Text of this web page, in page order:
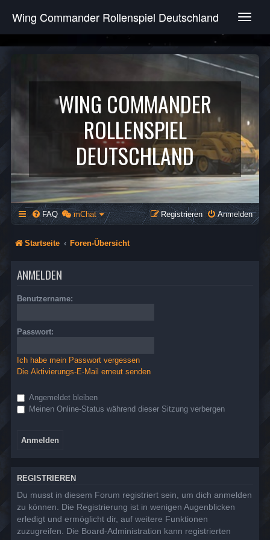
T
g
e
v
g
a
t
i
o
n
Wing Commander Rollenspiel Deutschland
WING COMMANDER
ROLLENSPIEL
DEUTSCHLAND
FAQ mChat Anmelden
Registrieren
Startseite Foren-Übersicht
ANMELDEN
Benutzername:
Passwort:
Ich habe mein Passwort vergessen
Die Aktivierungs-E-Mail erneut senden
Angemeldet bleiben
Meinen Online-Status während dieser Sitzung verbergen
REGISTRIEREN
Du musst in diesem Forum registriert sein, um dich anmelden
zu können. Die Registrierung ist in wenigen Augenblicken
erledigt und ermöglicht dir, auf weitere Funktionen
zuzugreifen. Die Board-Administration kann registrierten